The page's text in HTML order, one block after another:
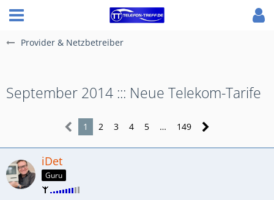
Provider & Netzbetreiber
September 2014 ::: Neue Telekom-Tarife
1 2 3 4 5 … 149
iDet
Guru